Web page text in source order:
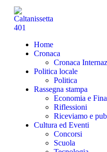
Home
Cronaca
Cronaca
Politica locale
Politica
Rassegna stampa
Economia e
Riflessioni
Riceviamo e
Cultura ed Eventi
Concorsi
Scuola